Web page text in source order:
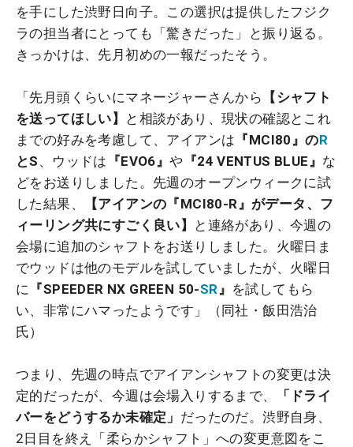
を手にした渋野日向子。この選択は提供したフジク
ラの担当者にとっても「驚きだった」と振り返る。
きっかけは、先月初めの一報だったそう。
「先月頭くらいにマネージャーさんから
【シャフト
を送ってほしい】
と相談があり、現状の確認とこれ
までの好みを考慮して、アイアンは 『MCI80』のR
とS 、ウッドは 『EVO6』や 『24 VENTUS BLUE』 な
どをお送りしました。先週のオープンウィークに試
した結果、
【アイアンの『MCI80-R』がデータ、フ
ィーリング共にすごく良い】
と連絡があり、今週の
会場に追加のシャフトをお送りしました。火曜日ま
でウッドは他のモデルを試していましたが、火曜日
に 『SPEEDER NX GREEN 50-SR 』 を試してもら
い、非常にハマったようです」（同社・飯田浩治
氏）
つまり、先週の時点でアイアンシャフトの変更は決
定的だったが、今週は会場入りするまで、
「ドライ
バーをどうするか未確定」 だったのだ。渋野自身、
2日目を終え「柔らかシャフト」への変更意図をこ